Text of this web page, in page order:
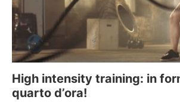
High intensity training: in
quarto d’ora!